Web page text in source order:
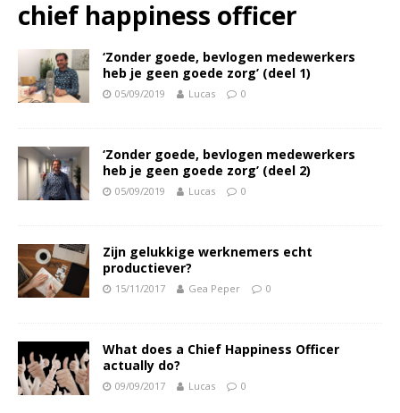
chief happiness officer
‘Zonder goede, bevlogen medewerkers
heb je geen goede zorg’ (deel 1)
05/09/2019 Lucas 0
‘Zonder goede, bevlogen medewerkers
heb je geen goede zorg’ (deel 2)
05/09/2019 Lucas 0
Zijn gelukkige werknemers echt
productiever?
15/11/2017 Gea Peper 0
What does a Chief Happiness Officer
actually do?
09/09/2017 Lucas 0